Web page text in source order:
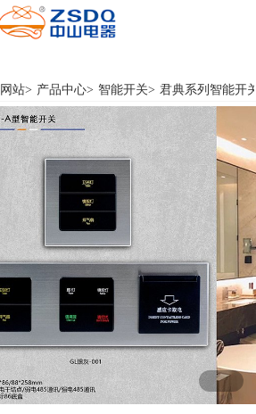
站
能开关
智能开关
能开关
能开关
智能开关
显
门显
显
案1
案2
方案3
插座
卡取电
站
云（中国）
站> 产品中心> 智能开关> 君典系列智能开